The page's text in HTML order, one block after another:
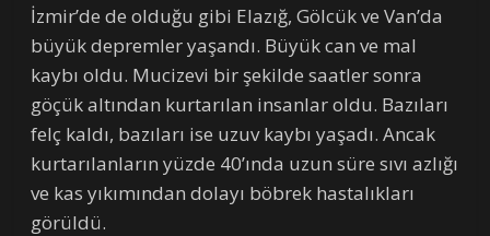
İzmir’de de olduğu gibi Elazığ, Gölcük ve Van’da
büyük depremler yaşandı. Büyük can ve mal
kaybı oldu. Mucizevi bir şekilde saatler sonra
göçük altından kurtarılan insanlar oldu. Bazıları
felç kaldı, bazıları ise uzuv kaybı yaşadı. Ancak
kurtarılanların yüzde 40’ında uzun süre sıvı azlığı
ve kas yıkımından dolayı böbrek hastalıkları
görüldü.